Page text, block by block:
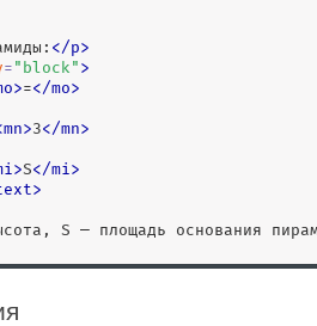
</p>
= " block " >
>=</mo>
mn>3</mn>
>S</mi >
>
S — площадь основания